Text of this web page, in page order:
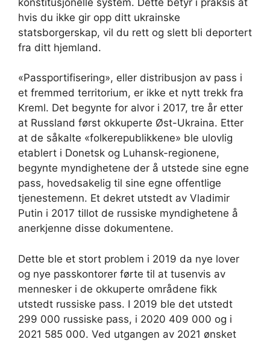
hvis du ikke gir opp ditt ukrainske
statsborgerskap, vil du rett og slett bli deportert
fra ditt hjemland.
«Passportifisering», eller distribusjon av pass i
et fremmed territorium, er ikke et nytt trekk fra
Kreml. Det begynte for alvor i 2017, tre år etter
at Russland først okkuperte Øst-Ukraina. Etter
at de såkalte «folkerepublikkene» ble ulovlig
etablert i Donetsk og Luhansk-regionene,
begynte myndighetene der å utstede sine egne
pass, hovedsakelig til sine egne offentlige
tjenestemenn. Et dekret utstedt av Vladimir
Putin i 2017 tillot de russiske myndighetene å
anerkjenne disse dokumentene.
Dette ble et stort problem i 2019 da nye lover
og nye passkontorer førte til at tusenvis av
mennesker i de okkuperte områdene fikk
utstedt russiske pass. I 2019 ble det utstedt
299 000 russiske pass, i 2020 409 000 og i
2021 585 000. Ved utgangen av 2021 ønsket